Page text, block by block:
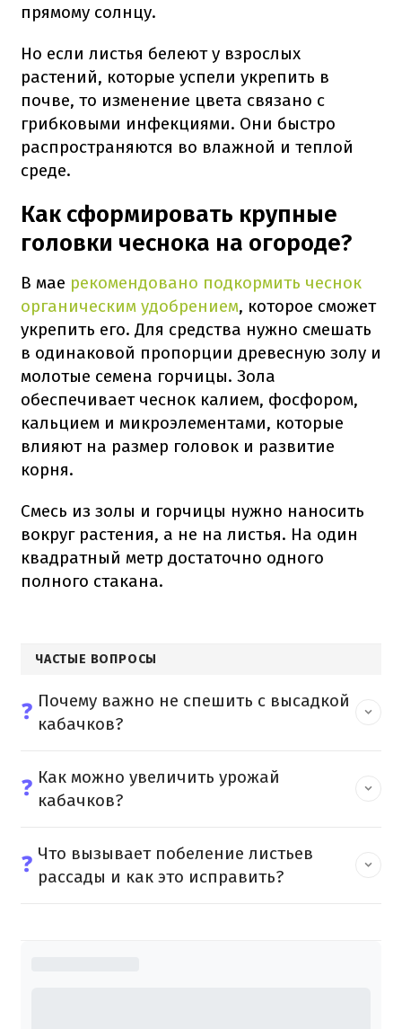
прямому солнцу.
Но если листья белеют у взрослых
растений, которые успели укрепить в
почве, то изменение цвета связано с
грибковыми инфекциями. Они быстро
распространяются во влажной и теплой
среде.
Как сформировать крупные
головки чеснока на огороде?
В мае рекомендовано подкормить чеснок
органическим удобрением, которое сможет
укрепить его. Для средства нужно смешать
в одинаковой пропорции древесную золу и
молотые семена горчицы. Зола
обеспечивает чеснок калием, фосфором,
кальцием и микроэлементами, которые
влияют на размер головок и развитие
корня.
Смесь из золы и горчицы нужно наносить
вокруг растения, а не на листья. На один
квадратный метр достаточно одного
полного стакана.
ЧАСТЫЕ ВОПРОСЫ
❓ Почему важно не спешить с высадкой
кабачков?
❓ Как можно увеличить урожай
кабачков?
❓ Что вызывает побеление листьев
рассады и как это исправить?